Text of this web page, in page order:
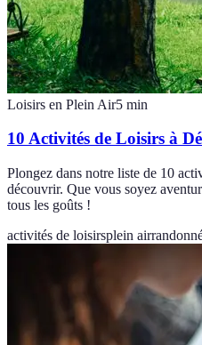
Loisirs en Plein Air5 min
10 Activités de Loisirs à
Plongez dans notre liste de 10
découvrir. Que vous soyez
tous les goûts !
activités de loisirsplein air